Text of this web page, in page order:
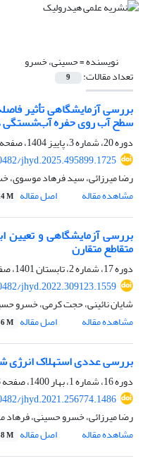
نویسنده =حسینی، خسرو
تعداد مقالات: 9
بررسی آزمایشگاهی تأثیر
سطح آب روی حفره آب‌شستگی
دوره 20، شماره 3، پاییز 1404، صفحه
jhyd.2025.495899.1725
رضا میرزائی، سید فرهاد موسوی،
مشاهده مقاله
اصل مقاله M
بررسی آزمایشگاهی و
متقاطع متقارن
دوره 17، شماره 2، تابستان 1401، صفحه
jhyd.2022.309123.1559
شایان نائینی، حجت کرمی، خسرو
مشاهده مقاله
اصل مقاله M
بررسی عددی استهلاک انرژی
دوره 16، شماره 1، بهار 1400، صفحه
jhyd.2021.256774.1486
رضا میرزائی، خسرو حسینی،
مشاهده مقاله
اصل مقاله M